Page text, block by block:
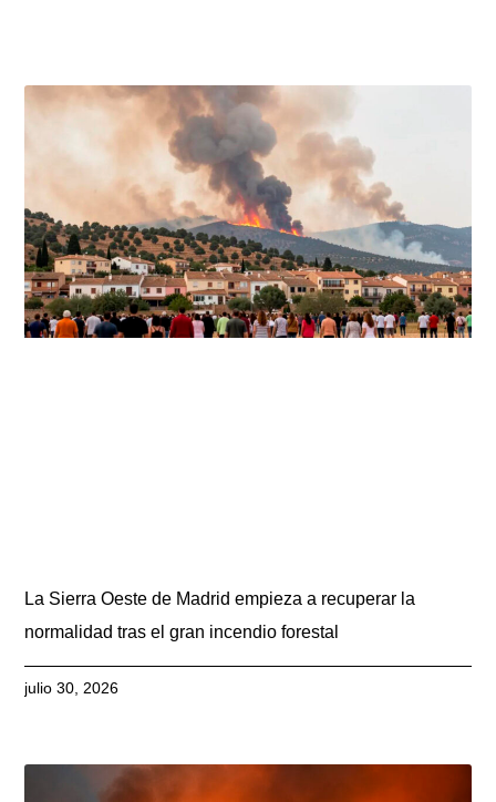
La Sierra Oeste de Madrid empieza a recuperar la
normalidad tras el gran incendio forestal
julio 30, 2026